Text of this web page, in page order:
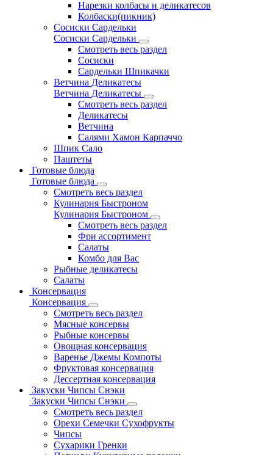
Нарезки колбасы и деликатесов
Колбаски(пикник)
Сосиски Сардельки
Сосиски Сардельки
Смотреть весь раздел
Сосиски
Сардельки Шпикачки
Ветчина Деликатесы
Ветчина Деликатесы
Смотреть весь раздел
Деликатесы
Ветчина
Салями Хамон Карпаччо
Шпик Сало
Паштеты
Готовые блюда
Готовые блюда
Смотреть весь раздел
Кулинария Быстроном
Кулинария Быстроном
Смотреть весь раздел
Фри ассортимент
Салаты
Комбо для Вас
Рыбные деликатесы
Салаты
Консервация
Консервация
Смотреть весь раздел
Мясные консервы
Рыбные консервы
Овощная консервация
Варенье Джемы Компоты
Фруктовая консервация
Дессертная консервация
Закуски Чипсы Снэки
Закуски Чипсы Снэки
Смотреть весь раздел
Орехи Семечки Сухофрукты
Чипсы
Сухарики Гренки